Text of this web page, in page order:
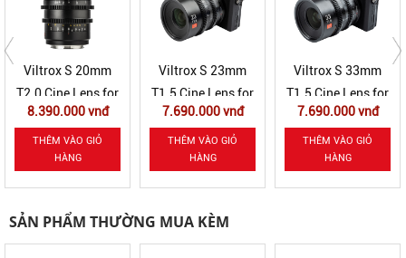
Viltrox S 23mm
T1.5 Cine Lens for
Sony E Mount
7.690.000 vnđ
THÊM VÀO GIỎ
HÀNG
Viltrox S 33mm
T1.5 Cine Lens for
Sony E Mount
7.690.000 vnđ
THÊM VÀO GIỎ
HÀNG
Viltrox S 56mm
T1.5 Cine Lens for
Sony E Mount
7.690.000 vnđ
THÊM VÀO GIỎ
HÀNG
SẢN PHẨM THƯỜNG MUA KÈM